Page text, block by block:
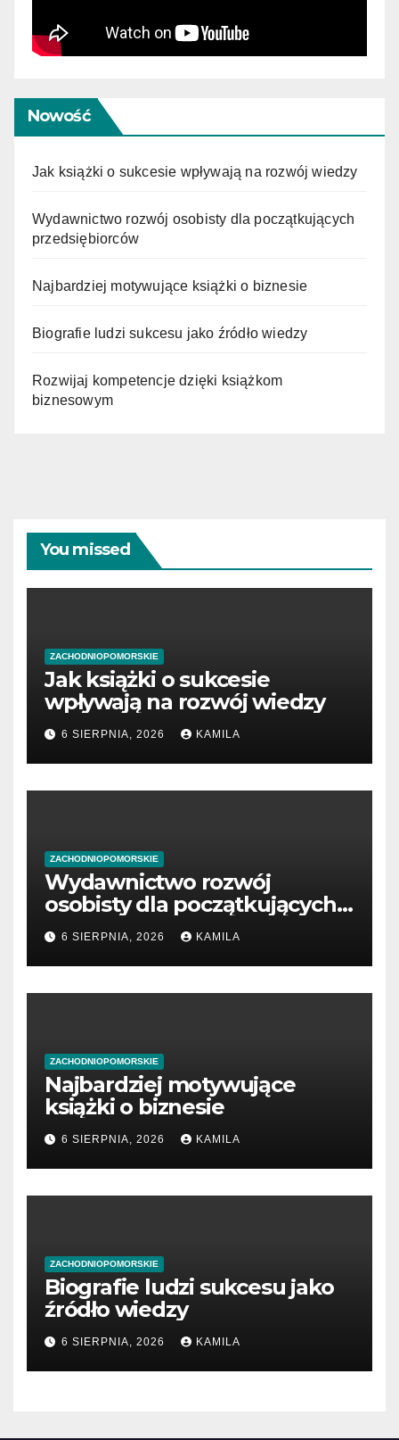
Nowość
Jak książki o sukcesie wpływają na rozwój wiedzy
Wydawnictwo rozwój osobisty dla początkujących
przedsiębiorców
Najbardziej motywujące książki o biznesie
Biografie ludzi sukcesu jako źródło wiedzy
Rozwijaj kompetencje dzięki książkom
biznesowym
You missed
ZACHODNIOPOMORSKIE
Jak książki o sukcesie
wpływają na rozwój wiedzy
6 SIERPNIA, 2026 KAMILA
ZACHODNIOPOMORSKIE
Wydawnictwo rozwój
osobisty dla początkujących
przedsiębiorców
6 SIERPNIA, 2026 KAMILA
ZACHODNIOPOMORSKIE
Najbardziej motywujące
książki o biznesie
6 SIERPNIA, 2026 KAMILA
ZACHODNIOPOMORSKIE
Biografie ludzi sukcesu jako
źródło wiedzy
6 SIERPNIA, 2026 KAMILA